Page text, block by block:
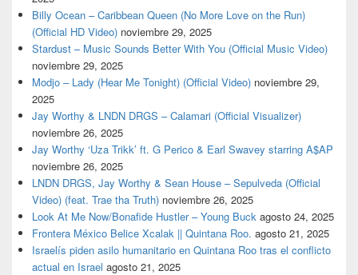
Billy Ocean – Caribbean Queen (No More Love on the Run)
(Official HD Video) noviembre 29, 2025
Stardust – Music Sounds Better With You (Official Music Video)
noviembre 29, 2025
Modjo – Lady (Hear Me Tonight) (Official Video) noviembre 29,
2025
Jay Worthy & LNDN DRGS – Calamari (Official Visualizer)
noviembre 26, 2025
Jay Worthy ‘Uza Trikk’ ft. G Perico & Earl Swavey starring A$AP
noviembre 26, 2025
LNDN DRGS, Jay Worthy & Sean House – Sepulveda (Official
Video) (feat. Trae tha Truth) noviembre 26, 2025
Look At Me Now/Bonafide Hustler – Young Buck agosto 24, 2025
Frontera México Belice Xcalak || Quintana Roo. agosto 21, 2025
Israelís piden asilo humanitario en Quintana Roo tras el conflicto
actual en Israel agosto 21, 2025